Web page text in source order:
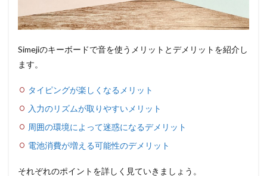
Simejiのキーボードで音を使うメリットとデメリットを紹介し
ます。
タイピングが楽しくなるメリット
入力のリズムが取りやすいメリット
周囲の環境によって迷惑になるデメリット
電池消費が増える可能性のデメリット
それぞれのポイントを詳しく見ていきましょう。